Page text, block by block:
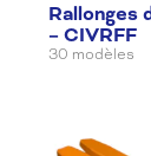
Rallonges
– CIVRFF
30 modèles